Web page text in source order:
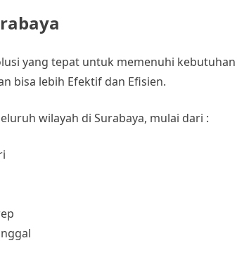
yang tepat untuk memenuhi
bisa lebih Efektif dan Efisien.
wilayah di Surabaya, mulai dari :